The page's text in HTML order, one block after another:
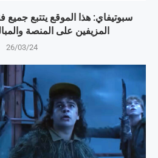
سبوتيفاي: هذا الموقع يتتبع جميع
المزيفين على المنصة
26/03/24